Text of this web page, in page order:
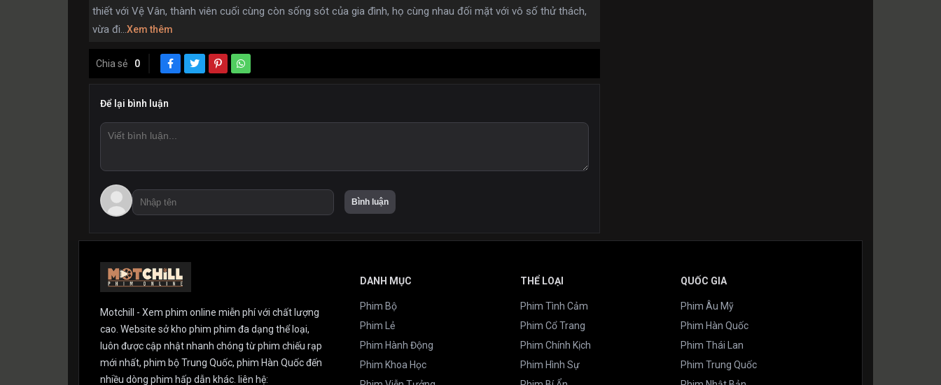
thiết với Vệ Vân, thành viên cuối cùng còn sống sót của gia đình, họ cùng nhau đối mặt với vô số thử thách,
vừa đi...Xem thêm
Chia sẻ 0
Để lại bình luận
Motchill - Xem phim online miễn phí với chất lượng
cao. Website sở kho phim phim đa dạng thể loại,
luôn được cập nhật nhanh chóng từ phim chiếu rạp
mới nhất, phim bộ Trung Quốc, phim Hàn Quốc đến
nhiều dòng phim hấp dẫn khác. liên hệ:
DANH MỤC
Phim Bộ
Phim Lẻ
Phim Hành Động
Phim Khoa Học
THỂ LOẠI
Phim Tình Cảm
Phim Cổ Trang
Phim Chính Kịch
Phim Hình Sự
QUỐC GIA
Phim Âu Mỹ
Phim Hàn Quốc
Phim Thái Lan
Phim Trung Quốc